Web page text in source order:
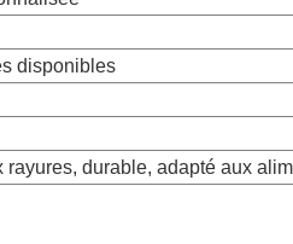
disponibles
durable, adapté aux